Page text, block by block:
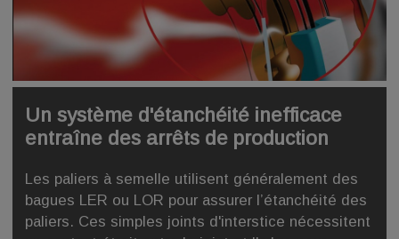
Un système d'étanchéité inefficace
entraîne des arrêts de production
Les paliers à semelle utilisent généralement des
bagues LER ou LOR pour assurer l’étanchéité des
paliers. Ces simples joints d'interstice nécessitent